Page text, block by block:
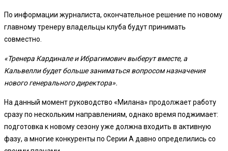
По информации журналиста, окончательное решение по новому
главному тренеру владельцы клуба будут принимать
совместно.
«Тренера Кардинале и Ибрагимович выберут вместе, а
Кальвелли будет больше заниматься вопросом назначения
нового генерального директора».
На данный момент руководство «Милана» продолжает работу
сразу по нескольким направлениям, однако время поджимает:
подготовка к новому сезону уже должна входить в активную
фазу, а многие конкуренты по Серии А давно определились со